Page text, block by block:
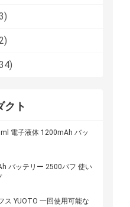
クト
電子液体 1200mAh バッ
バッテリー 2500パフ 使い
ス YUOTO 一回使用可能な